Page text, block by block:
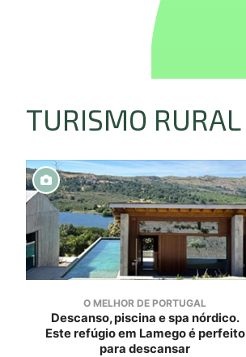
TURISMO RURAL
O MELHOR DE PORTUGAL
Descanso, piscina e spa nórdico.
Este refúgio em Lamego é perfeito
para descansar